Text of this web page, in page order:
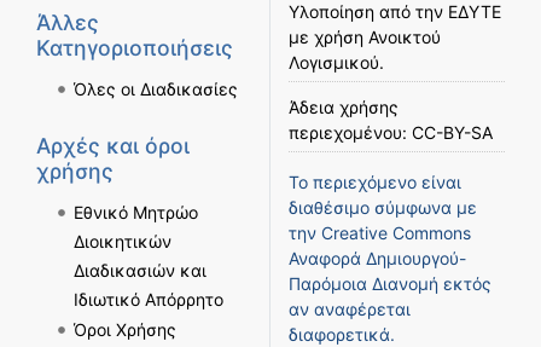
Άλλες
Κατηγοριοποιήσεις
Όλες οι Διαδικασίες
Αρχές και όροι
χρήσης
Εθνικό Μητρώο
Διοικητικών
Διαδικασιών και
Ιδιωτικό Απόρρητο
Όροι Χρήσης
Υλοποίηση από την ΕΔΥΤΕ
με χρήση Ανοικτού
Λογισμικού.
Άδεια χρήσης
περιεχομένου: CC-BY-SA
Το περιεχόμενο είναι
διαθέσιμο σύμφωνα με
την Creative Commons
Αναφορά Δημιουργού-
Παρόμοια Διανομή εκτός
αν αναφέρεται
διαφορετικά.